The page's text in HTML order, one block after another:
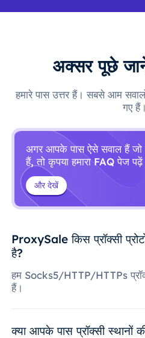
अक्सर पूछे
हमारे पास उत्तर हैं। सबसे आम
गए हैं।
अगर आपके पास ऐसे सवाल हैं जो
हैं, तो कृपया हमारा FAQ पेज
और देखें
ProxySale किस प्रॉक्सी
है?
हम Socks5/HTTP/HTTPs
हैं।
क्या आपके पास प्रॉक्सी स्थानों